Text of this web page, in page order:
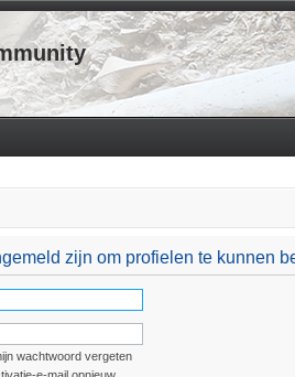
zijn om profielen te kunnen
wachtwoord vergeten